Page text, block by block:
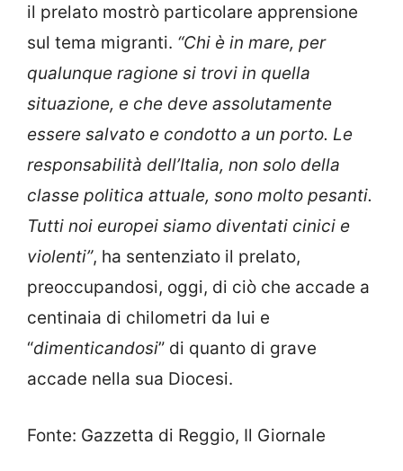
il prelato mostrò particolare apprensione
sul tema migranti. “Chi è in mare, per
qualunque ragione si trovi in quella
situazione, e che deve assolutamente
essere salvato e condotto a un porto. Le
responsabilità dell’Italia, non solo della
classe politica attuale, sono molto pesanti.
Tutti noi europei siamo diventati cinici e
violenti”, ha sentenziato il prelato,
preoccupandosi, oggi, di ciò che accade a
centinaia di chilometri da lui e
“dimenticandosi” di quanto di grave
accade nella sua Diocesi.
Fonte: Gazzetta di Reggio, Il Giornale